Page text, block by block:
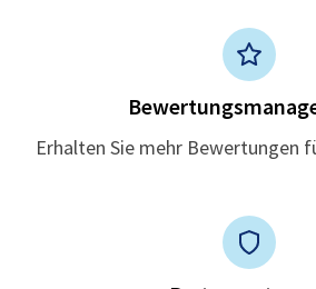
Erhalten Sie mehr Bewertungen